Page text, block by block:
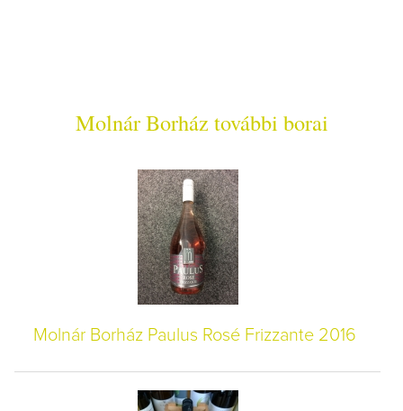
Molnár Borház további borai
Molnár Borház Paulus Rosé Frizzante 2016